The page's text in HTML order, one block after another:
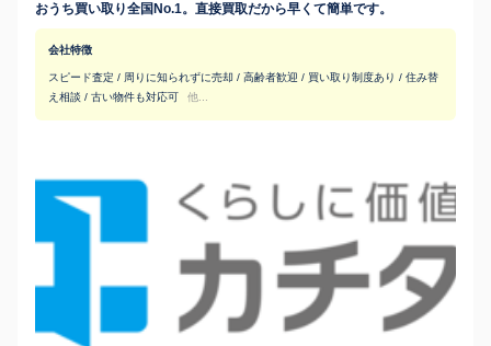
おうち買い取り全国No.1。直接買取だから早くて簡単です。
会社特徴
スピード査定 / 周りに知られずに売却 / 高齢者歓迎 / 買い取り制度あり / 住み替
え相談 / 古い物件も対応可
他...